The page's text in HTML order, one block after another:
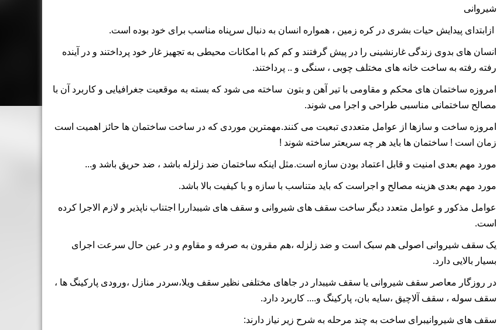
شیروانی
ازابتدای پیدایش حیات بشری در کره زمین ، همواره انسان به دنبال سرپناه مناسب برای خود بوده است.
انسان های بدوی زندگی غارنشینی را در پیش گرفتند و کم کم با امکانات محیطی به تجهیز غار خود پرداختند و در آینده
رفته رفته به ساخت خانه های مختلف چوبی ، سنگی و .. پرداختند.
امروزه ساختمان های محکم و مقاومی با تیر آهن و بتون ساخته می شود که بسته به موقعیت جغرافیایی و کاربرد آن با
مصالح ساختمانی مناسبی طراحی و اجرا می شوند.
امروزه ساخت و سازها از عوامل متعددی تبعیت می کنند.مهمترین موردی که در ساخت ساختمان ها حائز اهمیت است
زمان است ! ساختمان ها باید هر چه سریعتر ساخته شوند !
مورد مهم بعدی امنیت و قابل اعتماد بودن سازه است.مثل اینکه ساختمان ضد زلزله باشد ، ضد حریق باشد و...
مورد مهم بعدی هزینه مصالح و اجراست که باید متناسب با سازه و با کیفیت بالا باشد.
عوامل مذکور و عوامل متعدد دیگر ساخت سقف های شیروانی و سقف های شیبدار را اجتناب ناپذیر و لازم الاجرا کرده
است.
یک سقف شیروانی اصولی هم سبک است و ضد زلزله ،هم مقرون به صرفه و مقاوم و در عین حال سرعت اجرای
بسیار بالایی دارد.
در روزگار معاصر سقف شیروانی یا سقف شیبدار در جاهای مختلفی نظیر سقف ویلا،سردر منازل ،ورودی پارکینگ ها ،
سقف سوله ، سقف آلاچیق ،سایه بان، پارکینگ و.... کاربرد دارد.
سقف های شیروانیبرای ساخت به چند مرحله به شرح زیر نیاز دارند: